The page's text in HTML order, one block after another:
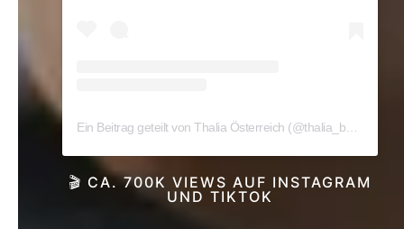
Ein Beitrag geteilt von Thalia Österreich (@thalia_buchhandlungen_at)
🎬 CA. 700K VIEWS AUF INSTAGRAM
UND TIKTOK